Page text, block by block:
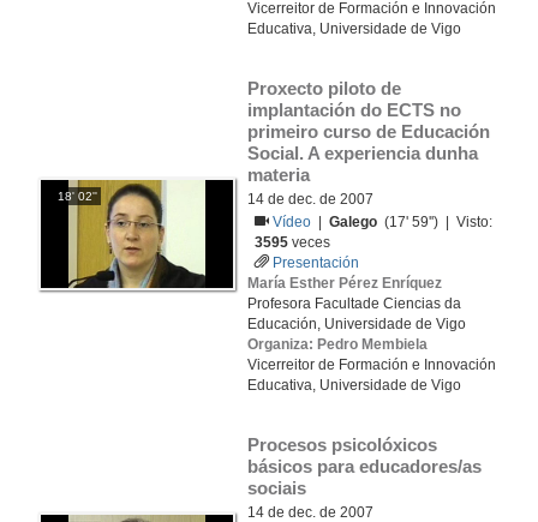
Vicerreitor de Formación e Innovación
Educativa, Universidade de Vigo
18' 02''
Proxecto piloto de
implantación do ECTS no
primeiro curso de Educación
Social. A experiencia dunha
materia
14 de dec. de 2007
Vídeo
|Galego (17' 59'') | Visto:
3595 veces
Presentación
María Esther Pérez Enríquez
Profesora Facultade Ciencias da
Educación, Universidade de Vigo
Organiza: Pedro Membiela
Vicerreitor de Formación e Innovación
Educativa, Universidade de Vigo
Procesos psicolóxicos
básicos para educadores/as
sociais
14 de dec. de 2007